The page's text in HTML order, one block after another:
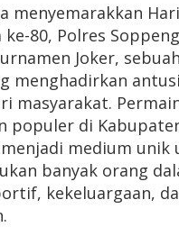
menyemarakkan Hari
ke-80, Polres Soppeng
Joker, sebuah
menghadirkan
masyarakat.
populer di
medium unik
banyak orang
kekeluargaan,